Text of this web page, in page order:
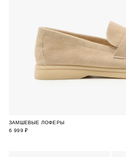
ЗАМШЕВЫЕ ЛОФЕРЫ
6 999 ₽